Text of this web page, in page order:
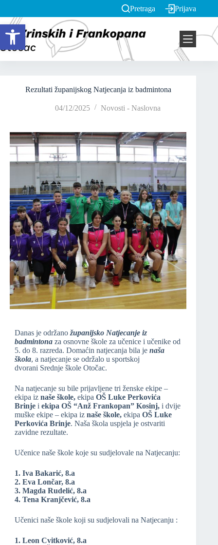
Open toolbar
Pretraga Prijava
Rezultati županijskog Natjecanja iz badmintona
04/12/2025 Novosti - Naslovna
Danas je održano županijsko Natjecanje iz
badmintona za osnovne škole za učenice i učenike od
5. do 8. razreda. Domaćin natjecanja bila je naša
škola, a natjecanje se održalo u sportskoj
dvorani Srednje škole Otočac.
Na natjecanje su bile prijavljene tri ženske ekipe –
ekipa iz naše škole, ekipa OŠ Luke Perkovića
Brinje i ekipa OŠ “Anž Frankopan” Kosinj, i dvije
muške ekipe – ekipa iz naše škole, ekipa OŠ Luke
Perkovića Brinje. Naša škola uspjela je ostvariti
zavidne rezultate.
Učenice naše škole koje su sudjelovale na Natjecanju:
1. Iva Bakarić, 8.a
2. Eva Lončar, 8.a
3. Magda Rudelić, 8.a
4. Tena Kranjčević, 8.a
Učenici naše škole koji su sudjelovali na Natjecanju :
1. Leon Cvitković, 8.a